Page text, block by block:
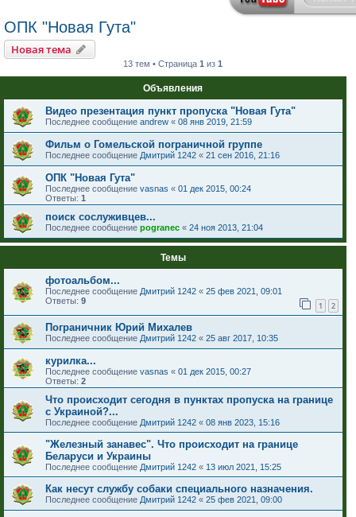
ОПК "Новая Гута"
Новая тема
13 тем • Страница1 из1
Объявления
Видео презентация пункт пропуска "Новая Гута"
Последнее сообщение andrew « 08 янв 2019, 21:59
Фильм о Гомельской пограничной группе
Последнее сообщение Дмитрий 1242 « 21 сен 2016, 21:16
ОПК "Новая Гута"
Последнее сообщение vasnas « 01 дек 2015, 00:24
Ответы: 1
поиск сослуживцев...
Последнее сообщение pogranec « 24 ноя 2013, 21:04
Темы
фотоальбом...
Последнее сообщение Дмитрий 1242 « 25 фев 2021, 09:01
Ответы: 9 1 2
Пограничник Юрий Михалев
Последнее сообщение Дмитрий 1242 « 25 авг 2017, 10:35
курилка...
Последнее сообщение vasnas « 01 дек 2015, 00:27
Ответы: 2
Что происходит сегодня в пунктах пропуска на границе
с Украиной?...
Последнее сообщение Дмитрий 1242 « 08 янв 2023, 15:16
"Железный занавес". Что происходит на границе
Беларуси и Украины
Последнее сообщение Дмитрий 1242 « 13 июл 2021, 15:25
Как несут службу собаки специального назначения.
Последнее сообщение Дмитрий 1242 « 25 фев 2021, 09:00